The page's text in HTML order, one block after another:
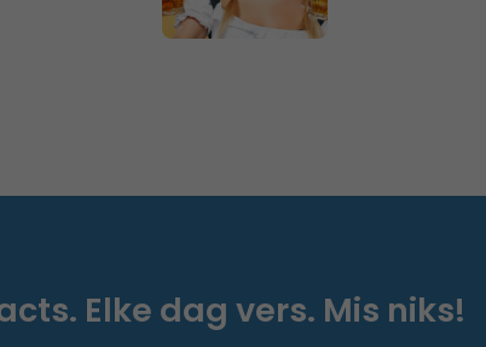
Elke dag vers. Mis niks!